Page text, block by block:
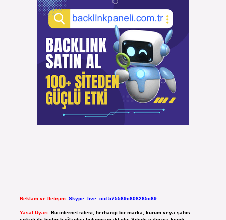
Reklam ve İletişim: Skype: live:.cid.575569c608265c69
Yasal Uyarı: Bu internet sitesi, herhangi bir marka, kurum veya şahıs